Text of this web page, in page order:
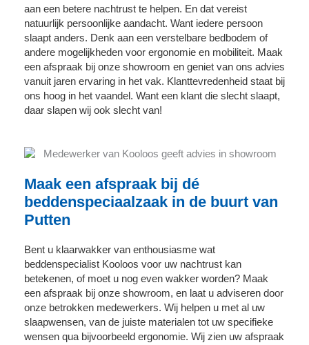
aan een betere nachtrust te helpen. En dat vereist
natuurlijk persoonlijke aandacht. Want iedere persoon
slaapt anders. Denk aan een verstelbare bedbodem of
andere mogelijkheden voor ergonomie en mobiliteit. Maak
een afspraak bij onze showroom en geniet van ons advies
vanuit jaren ervaring in het vak. Klanttevredenheid staat bij
ons hoog in het vaandel. Want een klant die slecht slaapt,
daar slapen wij ook slecht van!
Maak een afspraak bij dé
beddenspeciaalzaak in de buurt van
Putten
Bent u klaarwakker van enthousiasme wat
beddenspecialist Kooloos voor uw nachtrust kan
betekenen, of moet u nog even wakker worden? Maak
een afspraak bij onze showroom, en laat u adviseren door
onze betrokken medewerkers. Wij helpen u met al uw
slaapwensen, van de juiste materialen tot uw specifieke
wensen qua bijvoorbeeld ergonomie. Wij zien uw afspraak